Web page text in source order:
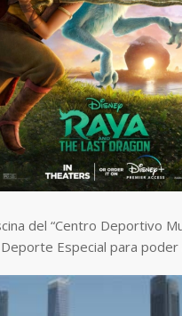
del “Centro Deportivo
Especial para poder